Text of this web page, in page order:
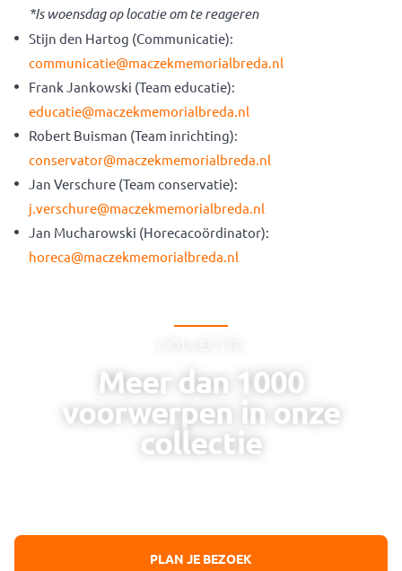
*Is woensdag op locatie om te reageren
Stijn den Hartog (Communicatie):
communicatie@maczekmemorialbreda.nl
Frank Jankowski (Team educatie):
educatie@maczekmemorialbreda.nl
Robert Buisman (Team inrichting):
conservator@maczekmemorialbreda.nl
Jan Verschure (Team conservatie):
j.verschure@maczekmemorialbreda.nl
Jan Mucharowski (Horecacoördinator):
horeca@maczekmemorialbreda.nl
Meer dan 1000
voorwerpen in onze
collectie
PLAN JE BEZOEK